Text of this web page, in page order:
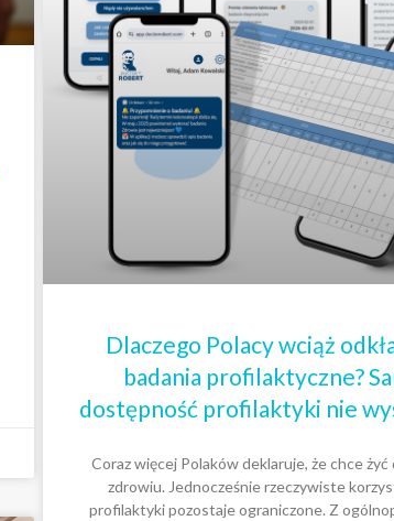
Dlaczego Polacy wciąż
badania profilaktyczne?
dostępność profilaktyki nie
Coraz więcej Polaków deklaruje, że chce żyć
zdrowiu. Jednocześnie rzeczywiste
profilaktyki pozostaje ograniczone. Z